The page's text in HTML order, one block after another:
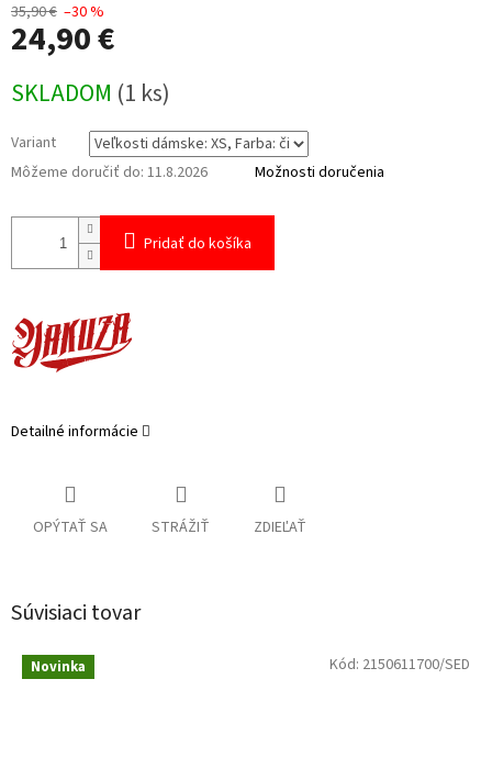
35,90 € –30 %
24,90 €
cena:
SKLADOM (1 ks)
Variant
Môžeme doručiť do: 11.8.2026 Možnosti doručenia
Pridať do košíka
Detailné informácie
OPÝTAŤ SA STRÁŽIŤ ZDIEĽAŤ
Súvisiaci tovar
Novinka Kód: 2150611700/SED